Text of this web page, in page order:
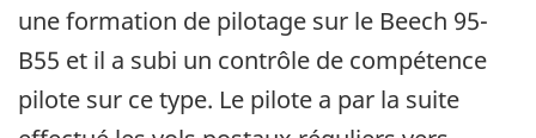
une formation de pilotage sur le Beech 95-
B55 et il a subi un contrôle de compétence
pilote sur ce type. Le pilote a par la suite